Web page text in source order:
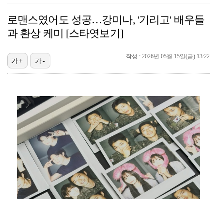
대한축구협회, 외국인 심판 7차례 성접대 의혹…이 기간…
3승 사냥 시동 건 서교림 "샷·퍼트 만족스러워…좋은 …
폭로자 "황정민, 본인 말에 책임져야…내가 사생활에 초…
'주장 완장' 김민재, 한국 떠나기 전 뮌헨 동료들에게…
박문성 "축구협회 성접대 의혹? 사실이면 국제 망신…사…
"우산으로 때려"vs"그런 적 없다"…23기 부부 엇갈…
로맨스였어도 성공…강미나, '기리고' 배우들
과 환상 케미 [스타엿보기]
작성 : 2026년 05월 15일(금) 13:22
가+ 가-